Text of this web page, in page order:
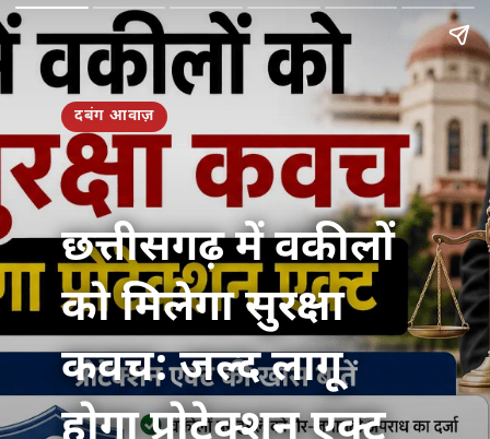
दबंग आवाज़
छत्तीसगढ़ में वकीलों
को मिलेगा सुरक्षा
कवच: जल्द लागू